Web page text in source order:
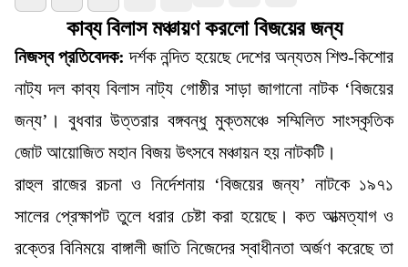
কাব্য বিলাস মঞ্চায়ণ করলো বিজয়ের জন্য
নিজস্ব প্রতিবেদক: দর্শক নন্দিত হয়েছে দেশের অন্যতম শিশু-কিশোর
নাট্য দল কাব্য বিলাস নাট্য গোষ্ঠীর সাড়া জাগানো নাটক ‘বিজয়ের
জন্য’। বুধবার উত্তরার বঙ্গবন্ধু মুক্তমঞ্চে সম্মিলিত সাংস্কৃতিক
জোট আয়োজিত মহান বিজয় উৎসবে মঞ্চায়ন হয় নাটকটি।
রাহুল রাজের রচনা ও নির্দেশনায় ‘বিজয়ের জন্য’ নাটকে ১৯৭১
সালের প্রেক্ষাপট তুলে ধরার চেষ্টা করা হয়েছে। কত আত্মত্যাগ ও
রক্তের বিনিময়ে বাঙ্গালী জাতি নিজেদের স্বাধীনতা অর্জণ করেছে তা